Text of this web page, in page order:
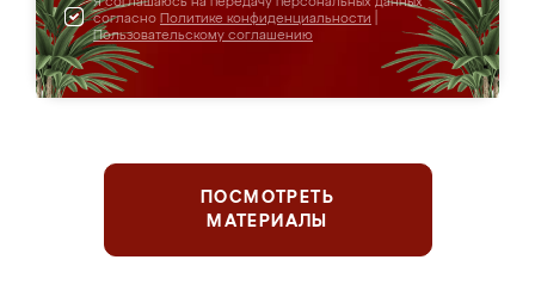
согласно Политике конфиденциальности
Пользовательскому соглашению
ПОСМОТРЕТЬ
МАТЕРИАЛЫ